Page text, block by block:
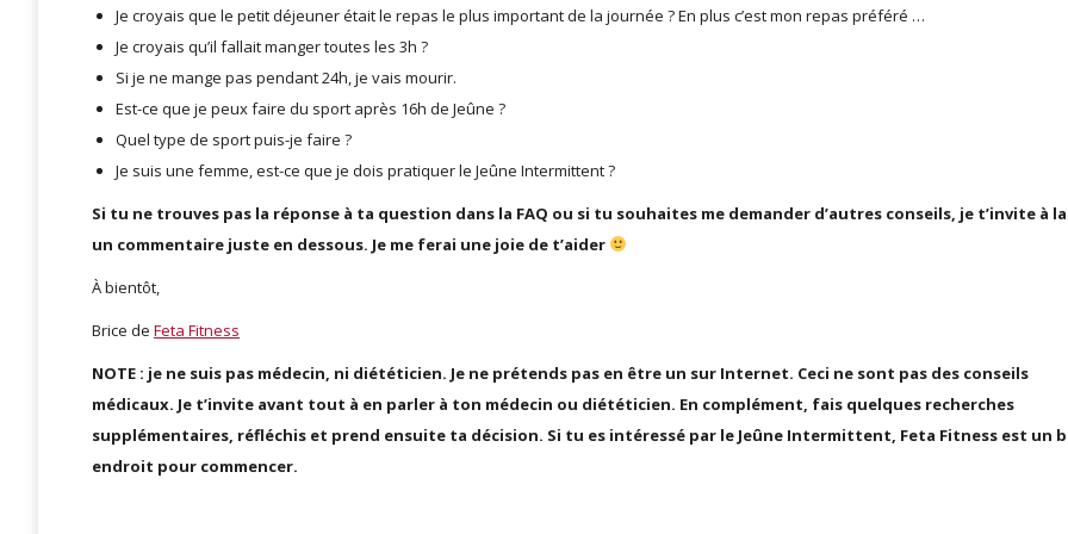
Je croyais que le petit déjeuner était le repas le plus important de la journée ? En plus c’est mon repas préféré …
Je croyais qu’il fallait manger toutes les 3h ?
Si je ne mange pas pendant 24h, je vais mourir.
Est-ce que je peux faire du sport après 16h de Jeûne ?
Quel type de sport puis-je faire ?
Je suis une femme, est-ce que je dois pratiquer le Jeûne Intermittent ?
Si tu ne trouves pas la réponse à ta question dans la FAQ ou si tu souhaites me demander d’autres conseils, je t’invite à
un commentaire juste en dessous. Je me ferai une joie de t’aider
À bientôt,
Brice de Feta Fitness
NOTE : je ne suis pas médecin, ni diététicien. Je ne prétends pas en être un sur Internet. Ceci ne sont pas des conseils
médicaux. Je t’invite avant tout à en parler à ton médecin ou diététicien. En complément, fais quelques recherches
supplémentaires, réfléchis et prend ensuite ta décision. Si tu es intéressé par le Jeûne Intermittent, Feta Fitness est un
endroit pour commencer.